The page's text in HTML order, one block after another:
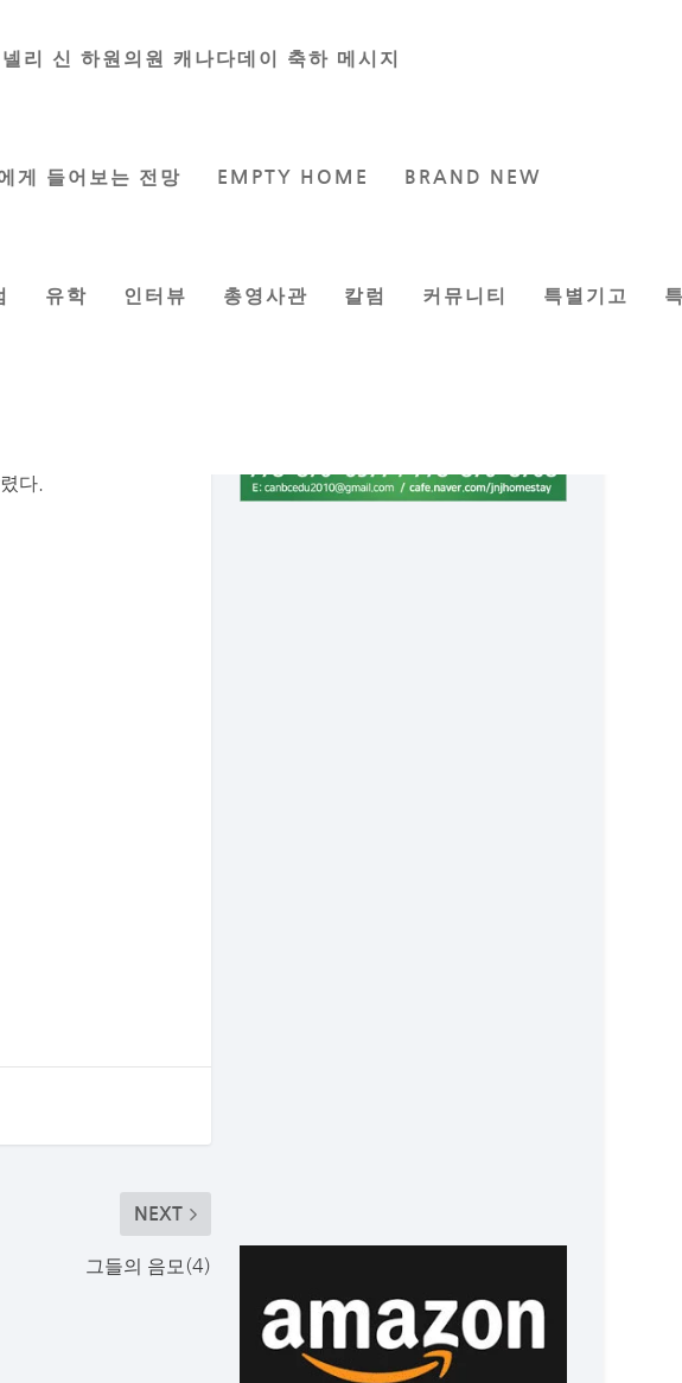
넬리 신 하원의원 캐나다데이 축하 메시지
게 들어보는 전망 EMPTY HOME BRAND NEW
유학 인터뷰 총영사관 칼럼 커뮤니티 특별기고
홍보대사가
다.
NEXT
그들의 음모(4)